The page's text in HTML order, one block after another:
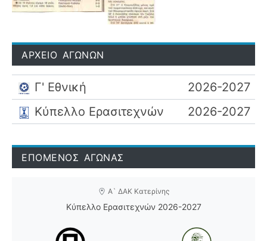
ΑΡΧΕΙΟ ΑΓΩΝΩΝ
Γ' Εθνική
2026-2027
Κύπελλο Ερασιτεχνών
2026-2027
ΕΠΟΜΕΝΟΣ ΑΓΩΝΑΣ
Α` ΔΑΚ Κατερίνης
Κύπελλο Ερασιτεχνών 2026-2027